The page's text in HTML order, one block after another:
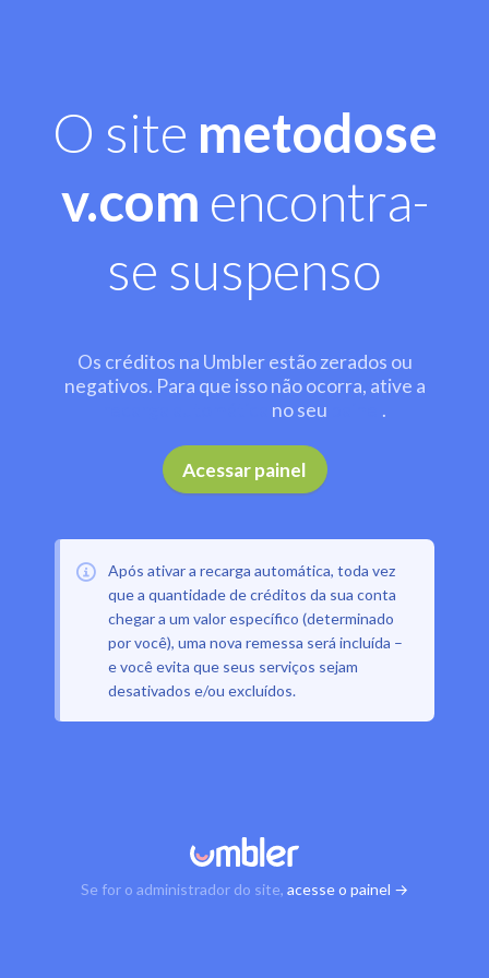
O site metodose
v.com encontra-
se suspenso
Os créditos na Umbler estão zerados ou
negativos. Para que isso não ocorra, ative a
no seu .
Acessar painel
Após ativar a recarga automática, toda vez
que a quantidade de créditos da sua conta
chegar a um valor específico (determinado
por você), uma nova remessa será incluída –
e você evita que seus serviços sejam
desativados e/ou excluídos.
Se for o administrador do site, acesse o painel →